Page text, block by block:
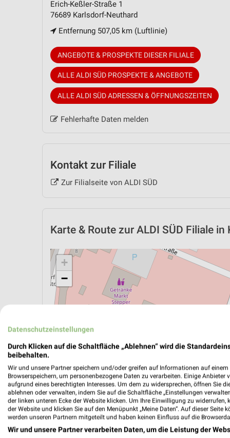
Erich-Keßler-Straße 1
76689 Karlsdorf-Neuthard
Entfernung 507,05 km (Luftlinie)
ANGEBOTE & PROSPEKTE DIESER FILIALE
ALLE ALDI SÜD PROSPEKTE & ANGEBOTE
ALLE ALDI SÜD ADRESSEN & ÖFFNUNGSZEITEN
Fehlerhafte Daten melden
Kontakt zur Filiale
Zur Filialseite von ALDI SÜD
Karte & Route zur ALDI SÜD Filiale
+
−
ÖPNV ANZEIGEN LADESÄULEN
Datenschutzeinstellungen
Durch Klicken auf die Schaltfläche „Ablehnen“ wird die
beibehalten.
Wir und unsere Partner speichern und/oder greifen auf Informationen auf einem
Browserspeichern, um personenbezogene Daten zu verarbeiten. Einige
aufgrund eines berechtigten Interesses. Um dem zu widersprechen, öffnen Sie
ablehnen oder verwalten, indem Sie auf die Schaltfläche „Einstellungen
der linken unteren Ecke der Website klicken. Um Ihre Einwilligung zu
der Website und klicken Sie auf den Menüpunkt „Meine Daten“. Auf dieser
werden unseren Partnern mitgeteilt und haben keinen Einfluss auf die
Wir und unsere Partner verarbeiten Daten, um die Leistung der